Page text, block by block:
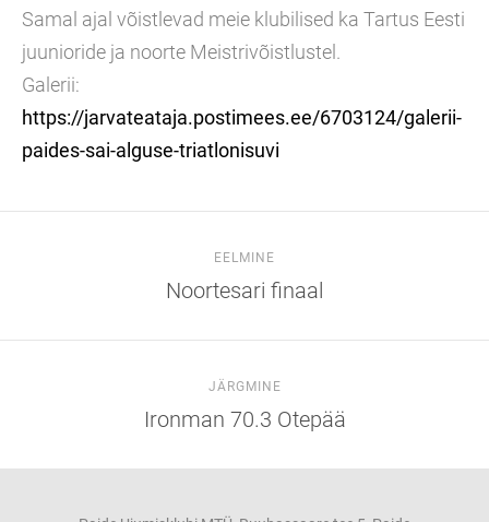
Samal ajal võistlevad meie klubilised ka Tartus Eesti
juunioride ja noorte Meistrivõistlustel.
Galerii:
https://jarvateataja.postimees.ee/6703124/galerii-
paides-sai-alguse-triatlonisuvi
EELMINE
Noortesari finaal
JÄRGMINE
Ironman 70.3 Otepää